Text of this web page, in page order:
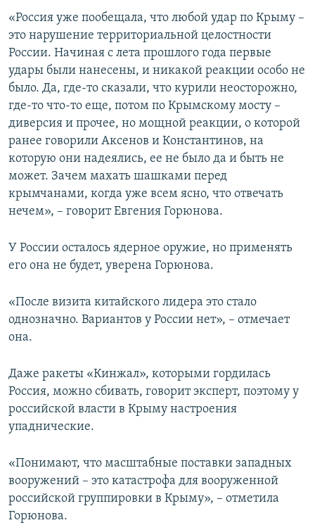
«Россия уже пообещала, что любой удар по Крыму –
это нарушение территориальной целостности
России. Начиная с лета прошлого года первые
удары были нанесены, и никакой реакции особо не
было. Да, где-то сказали, что курили неосторожно,
где-то что-то еще, потом по Крымскому мосту –
диверсия и прочее, но мощной реакции, о которой
ранее говорили Аксенов и Константинов, на
которую они надеялись, ее не было да и быть не
может. Зачем махать шашками перед
крымчанами, когда уже всем ясно, что отвечать
нечем», – говорит Евгения Горюнова.
У России осталось ядерное оружие, но применять
его она не будет, уверена Горюнова.
«После визита китайского лидера это стало
однозначно. Вариантов у России нет», – отмечает
она.
Даже ракеты «Кинжал», которыми гордилась
Россия, можно сбивать, говорит эксперт, поэтому у
российской власти в Крыму настроения
упаднические.
«Понимают, что масштабные поставки западных
вооружений – это катастрофа для вооруженной
российской группировки в Крыму», – отметила
Горюнова.